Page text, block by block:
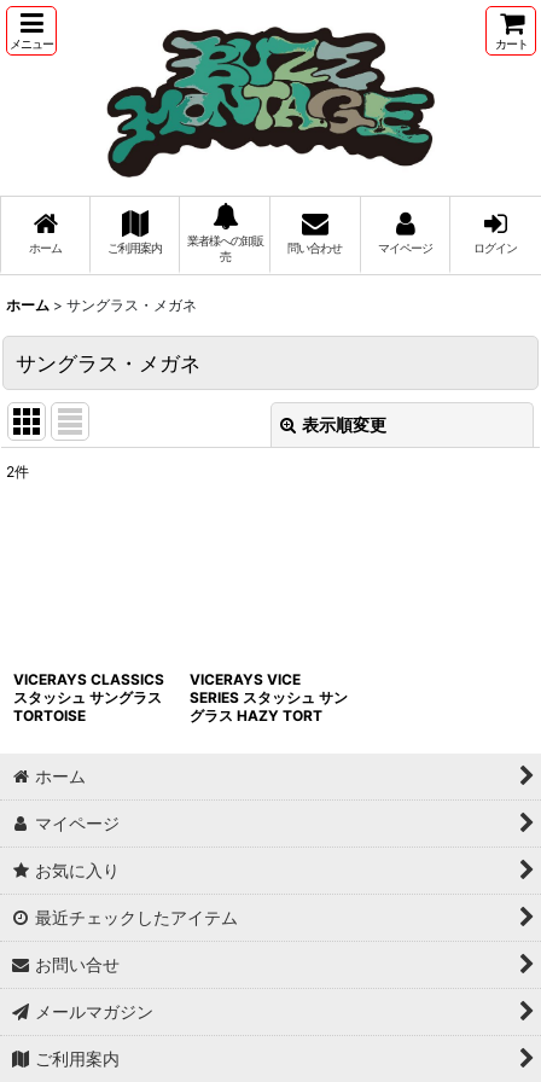
メニュー カート
ホーム ご利用案内
業者様への卸販
売
問い合わせ マイページ ログイン
ホーム > サングラス・メガネ
サングラス・メガネ
表示順変更
2件
VICERAYS CLASSICS
スタッシュ サングラス
TORTOISE
VICERAYS VICE
SERIES スタッシュ サン
グラス HAZY TORT
ホーム
マイページ
お気に入り
最近チェックしたアイテム
お問い合せ
メールマガジン
ご利用案内